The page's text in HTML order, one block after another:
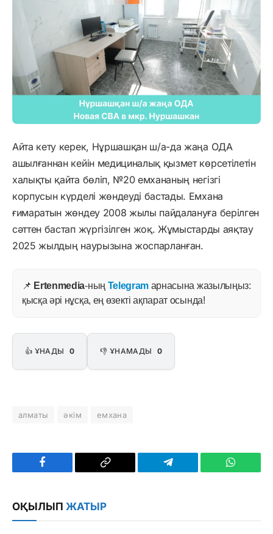
Айта кету керек, Нұршашқан ш/а-да жаңа ОДА
ашылғаннан кейін медициналық қызмет көрсетілетін
халықты қайта бөліп, №20 емхананың негізгі
корпусын күрделі жөндеуді бастады. Емхана
ғимаратын жөндеу 2008 жылы пайдалануға берілген
сәттен бастап жүргізілген жоқ. Жұмыстарды аяқтау
2025 жылдың наурызына жоспарланған.
📌 Ertenmedia-ның Telegram арнасына жазылыңыз:
қысқа әрі нұсқа, ең өзекті ақпарат осында!
👍 ҰНАДЫ 0 👎 ҰНАМАДЫ 0
алматы әкім емхана
Facebook
Copy
Telegram
ОҚЫЛЫП ЖАТЫР